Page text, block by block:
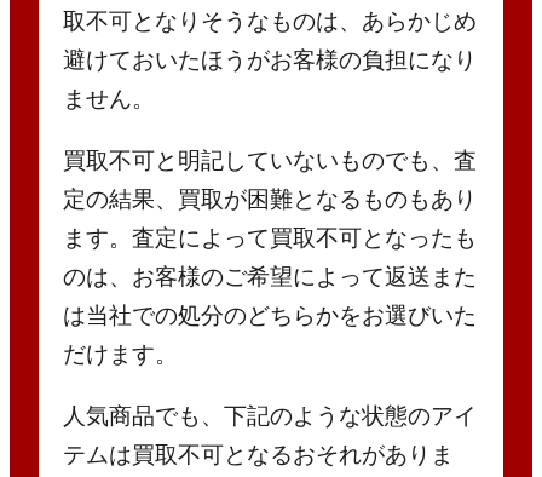
取不可となりそうなものは、あらかじめ
避けておいたほうがお客様の負担になり
ません。
買取不可と明記していないものでも、査
定の結果、買取が困難となるものもあり
ます。査定によって買取不可となったも
のは、お客様のご希望によって返送また
は当社での処分のどちらかをお選びいた
だけます。
人気商品でも、下記のような状態のアイ
テムは買取不可となるおそれがありま